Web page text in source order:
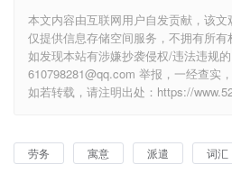
本文内容由互联网用户自发贡献，该
仅提供信息存储空间服务，不拥有所有
如发现本站有涉嫌抄袭侵权/违法违规
610798281@qq.com 举报，一经查实
如若转载，请注明出处：https://
劳务 寓意 派遣 词汇